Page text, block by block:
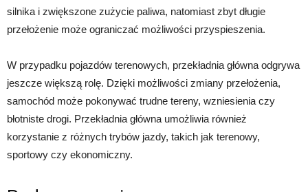
silnika i zwiększone zużycie paliwa, natomiast zbyt długie
przełożenie może ograniczać możliwości przyspieszenia.
W przypadku pojazdów terenowych, przekładnia główna odgrywa
jeszcze większą rolę. Dzięki możliwości zmiany przełożenia,
samochód może pokonywać trudne tereny, wzniesienia czy
błotniste drogi. Przekładnia główna umożliwia również
korzystanie z różnych trybów jazdy, takich jak terenowy,
sportowy czy ekonomiczny.